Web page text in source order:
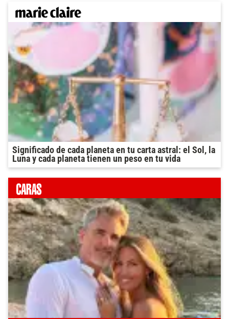
Significado de cada planeta en tu carta astral: el Sol, la
Luna y cada planeta tienen un peso en tu vida